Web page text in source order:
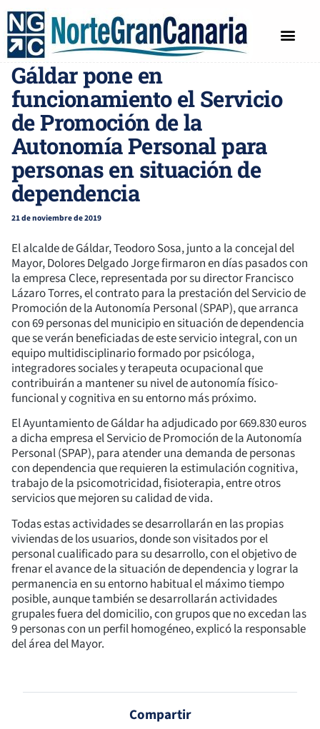
SALUD Y BIENESTAR
Gáldar pone en
funcionamiento el Servicio
de Promoción de la
Autonomía Personal para
personas en situación de
dependencia
21 de noviembre de 2019
El alcalde de Gáldar, Teodoro Sosa, junto a la concejal del
Mayor, Dolores Delgado Jorge firmaron en días pasados con
la empresa Clece, representada por su director Francisco
Lázaro Torres, el contrato para la prestación del Servicio de
Promoción de la Autonomía Personal (SPAP), que arranca
con 69 personas del municipio en situación de dependencia
que se verán beneficiadas de este servicio integral, con un
equipo multidisciplinario formado por psicóloga,
integradores sociales y terapeuta ocupacional que
contribuirán a mantener su nivel de autonomía físico-
funcional y cognitiva en su entorno más próximo.
El Ayuntamiento de Gáldar ha adjudicado por 669.830 euros
a dicha empresa el Servicio de Promoción de la Autonomía
Personal (SPAP), para atender una demanda de personas
con dependencia que requieren la estimulación cognitiva,
trabajo de la psicomotricidad, fisioterapia, entre otros
servicios que mejoren su calidad de vida.
Todas estas actividades se desarrollarán en las propias
viviendas de los usuarios, donde son visitados por el
personal cualificado para su desarrollo, con el objetivo de
frenar el avance de la situación de dependencia y lograr la
permanencia en su entorno habitual el máximo tiempo
posible, aunque también se desarrollarán actividades
grupales fuera del domicilio, con grupos que no excedan las
9 personas con un perfil homogéneo, explicó la responsable
del área del Mayor.
Compartir